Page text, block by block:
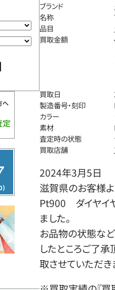
ブランド
名称
品目
買取金額
買取日
製造番号・刻印
カラー
素材
査定時の状態
買取店舗
2024年3月5日
滋賀県のお客様
Pt900 ダイヤイ
ました。
お品物の状態など
したところご了
取させていただき